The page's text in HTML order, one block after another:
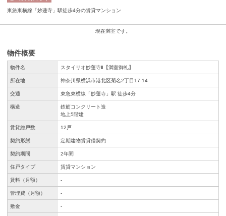
東急東横線「妙蓮寺」駅徒歩4分の賃貸マンション
現在満室です。
物件概要
物件名 スタイリオ妙蓮寺Ⅱ【満室御礼】
所在地 神奈川県横浜市港北区菊名2丁目17-14
交通 東急東横線「妙蓮寺」駅 徒歩4分
構造
鉄筋コンクリート造
地上5階建
賃貸総戸数 12戸
契約形態 定期建物賃貸借契約
契約期間 2年間
住戸タイプ 賃貸マンション
賃料（月額） -
管理費（月額） -
敷金 -